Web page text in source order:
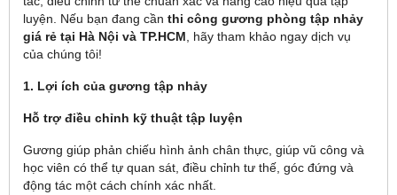
luyện. Nếu bạn đang cần thi công gương phòng tập nhảy
giá rẻ tại Hà Nội và TP.HCM , hãy tham khảo ngay dịch vụ
của chúng tôi!
1. Lợi ích của gương tập nhảy
Hỗ trợ điều chỉnh kỹ thuật tập luyện
Gương giúp phản chiếu hình ảnh chân thực, giúp vũ công và
học viên có thể tự quan sát, điều chỉnh tư thế, góc đứng và
động tác một cách chính xác nhất.